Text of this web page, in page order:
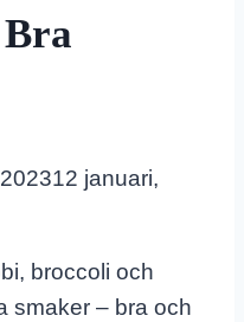
12 januari,
broccoli och
smaker – bra och